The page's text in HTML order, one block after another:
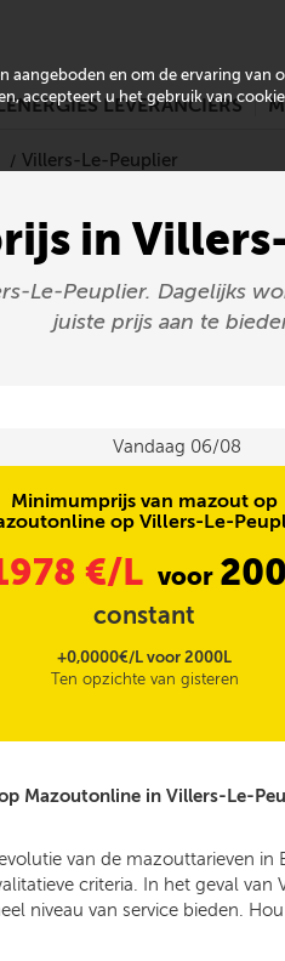
LEVERANCIERS
Villers-Le-Peuplier
in
Le-Peuplier. Dagelijks
juiste prijs aan te
Vandaag 06/08
Minimumprijs van mazout op
op Villers-Le-
€/L voor
constant
+0,0000€/L voor 2000L
Ten opzichte van gisteren
Mazoutonline in Villers-Le-
van de mazouttarieven
criteria. In het geval
niveau van service bieden.
en om de ervaring
accepteert u het gebruik van